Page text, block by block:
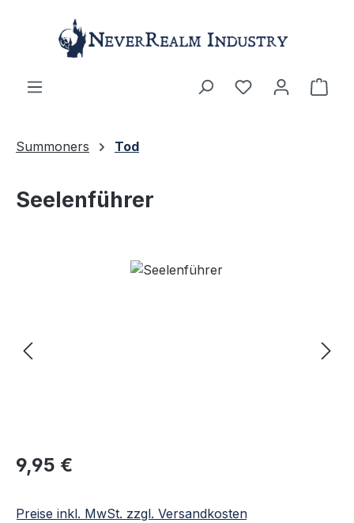
Zum Hauptinhalt springen
Summoners Tod
Seelenführer
Bildergalerie überspringen
Regulärer Preis:
9,95 €
Preise inkl. MwSt. zzgl. Versandkosten